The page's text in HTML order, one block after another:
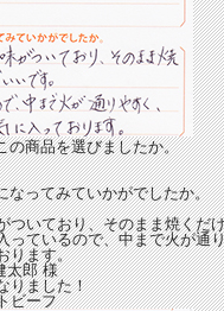
の商品を選びましたか。
なってみていかがでしたか。
ついており、そのまま焼くだ
っているので、中まで火が通
ります。
太郎様
りました！
ビーフ